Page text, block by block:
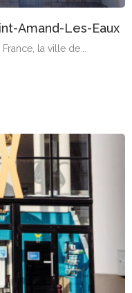
Amand-Les-Eaux
la ville de...